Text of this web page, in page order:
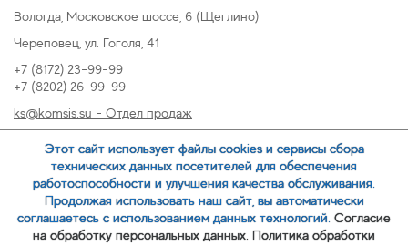
Вологда, Московское шоссе, 6 (Щеглино)
Череповец, ул. Гоголя, 41
+7 (8172) 23-99-99
+7 (8202) 26-99-99
ks@komsis.su - Отдел продаж
oz@komsis.su - Отдел закупок
ЗАКАЗАТЬ ЗВОНОК
Этот сайт использует файлы cookies и сервисы сбора
технических данных посетителей для обеспечения
работоспособности и улучшения качества обслуживания.
Продолжая использовать наш сайт, вы автоматически
соглашаетесь с использованием данных технологий. Согласие
на обработку персональных данных. Политика обработки